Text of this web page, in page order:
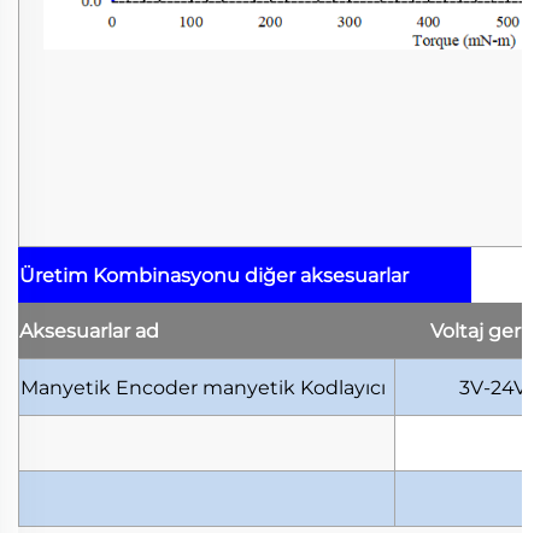
Üretim Kombinasyonu diğer aksesuarlar
Aksesuarlar ad Voltaj
Manyetik Encoder manyetik Kodlayıcı 3V-24V